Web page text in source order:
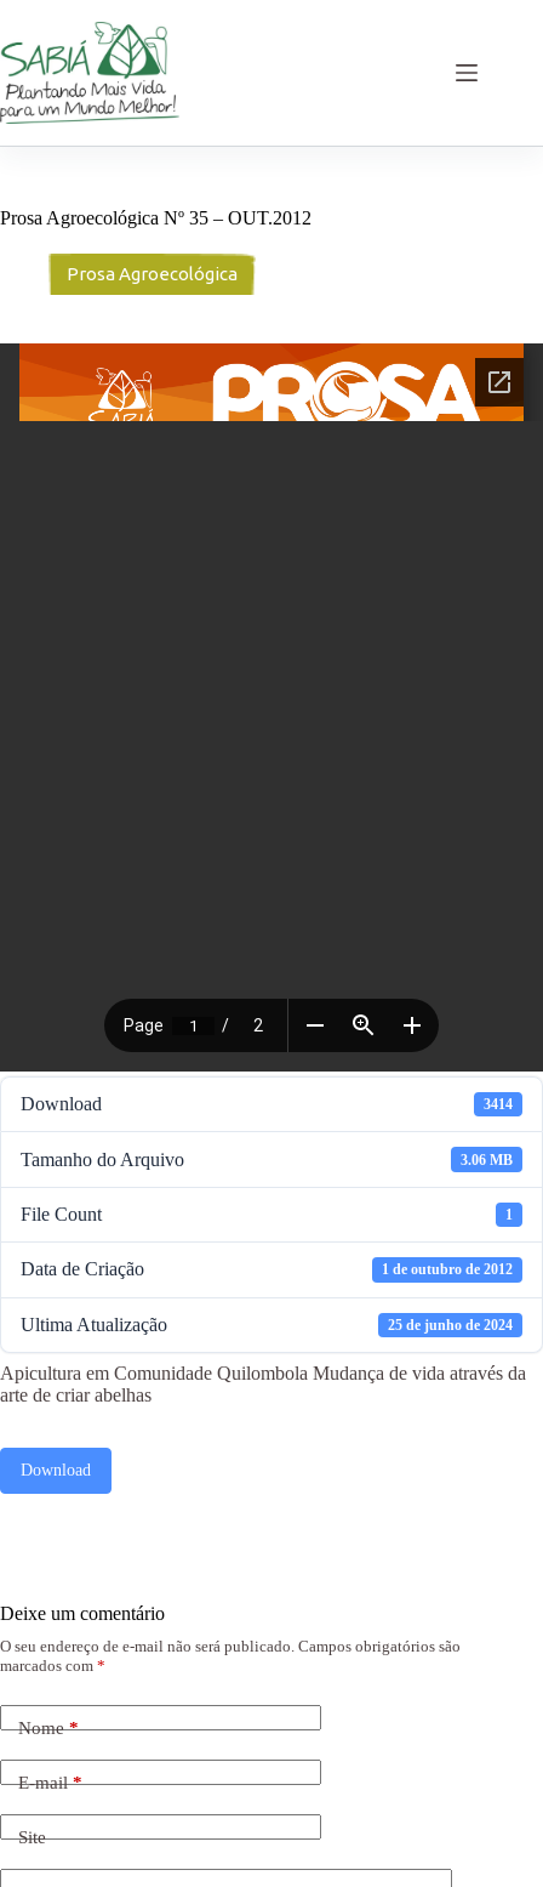
o
conteúdo
Prosa Agroecológica Nº 35 – OUT.2012
Prosa Agroecológica
Download 3414
Tamanho do Arquivo 3.06 MB
File Count 1
Data de Criação 1 de outubro de 2012
Ultima Atualização 25 de junho de 2024
Apicultura em Comunidade Quilombola Mudança de vida através da
arte de criar abelhas
Download
Deixe um comentário
O seu endereço de e-mail não será publicado. Campos obrigatórios são
marcados com *
Nome*
E-mail*
Site